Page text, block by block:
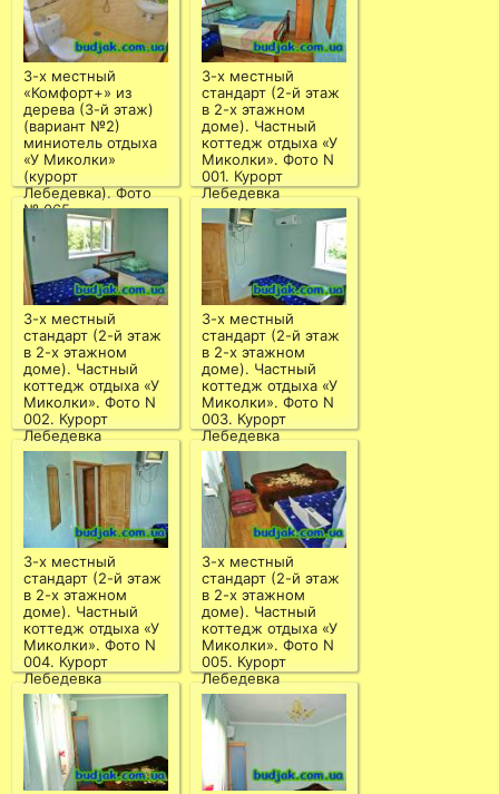
3-х местный
«Комфорт+» из
дерева (3-й этаж)
(вариант №2)
миниотель отдыха
«У Миколки»
(курорт
Лебедевка). Фото
№ 065
3-х местный
стандарт (2-й этаж
в 2-х этажном
доме). Частный
коттедж отдыха «У
Миколки». Фото N
001. Курорт
Лебедевка
3-х местный
стандарт (2-й этаж
в 2-х этажном
доме). Частный
коттедж отдыха «У
Миколки». Фото N
002. Курорт
Лебедевка
3-х местный
стандарт (2-й этаж
в 2-х этажном
доме). Частный
коттедж отдыха «У
Миколки». Фото N
003. Курорт
Лебедевка
3-х местный
стандарт (2-й этаж
в 2-х этажном
доме). Частный
коттедж отдыха «У
Миколки». Фото N
004. Курорт
Лебедевка
3-х местный
стандарт (2-й этаж
в 2-х этажном
доме). Частный
коттедж отдыха «У
Миколки». Фото N
005. Курорт
Лебедевка